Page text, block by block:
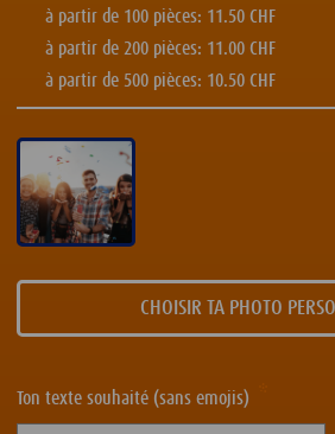
à partir de 100 pièces: 11.50 CHF
à partir de 200 pièces: 11.00 CHF
à partir de 500 pièces: 10.50 CHF
CHOISIR TA PHOTO
Ton texte souhaité (sans emojis)